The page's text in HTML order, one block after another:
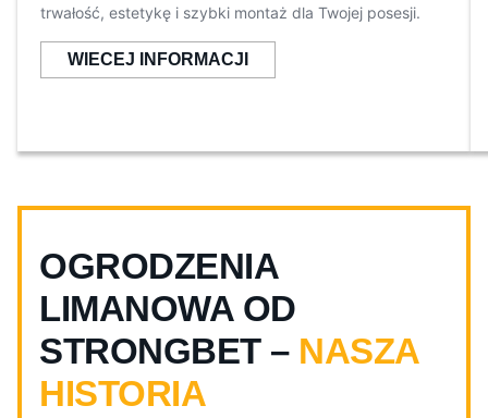
trwałość, estetykę i szybki montaż dla Twojej posesji.
WIECEJ INFORMACJI
OGRODZENIA
LIMANOWA OD
STRONGBET – NASZA
HISTORIA